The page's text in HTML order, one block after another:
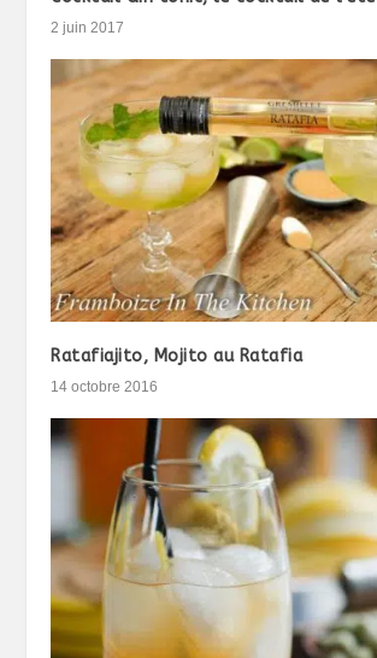
2 juin 2017
Ratafiajito, Mojito au Ratafia
14 octobre 2016